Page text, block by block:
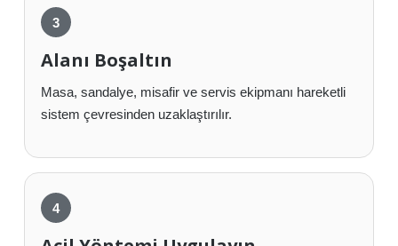
Alanı Boşaltın
Masa, sandalye, misafir ve servis ekipmanı hareketli
sistem çevresinden uzaklaştırılır.